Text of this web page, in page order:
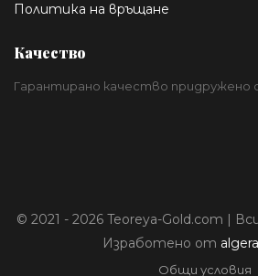
Политика на връщане
Качество
Гарантирано качество придружено
© 2021 - 2026 Teoreya-Gold.com |
Изработено от
Общи условия